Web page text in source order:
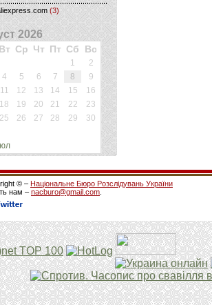
(3)
2026
Вт Ср Чт Пт Сб Вс
1
2
4 5 6 7 8
9
11 12 13 14 15
16
18 19 20 21 22
23
25 26 27 28 29
30
© – Національне Бюро Розслідувань України
нам – nacburo@gmail.com